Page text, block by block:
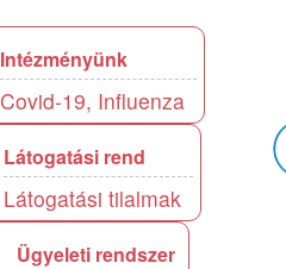
Intézményünk
Covid-19, Influenza
Látogatási rend
Látogatási tilalmak
Ügyeleti rendszer